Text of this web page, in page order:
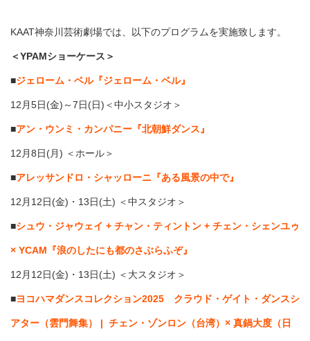
KAAT神奈川芸術劇場では、以下のプログラムを実施致します。
＜YPAMショーケース＞
■ジェローム・ベル『ジェローム・ベル』
12月5日(金)～7日(日)＜中小スタジオ＞
■アン・ウンミ・カンパニー『北朝鮮ダンス』
12月8日(月) ＜ホール＞
■アレッサンドロ・シャッローニ『ある風景の中で』
12月12日(金)・13日(土) ＜中スタジオ＞
■シュウ・ジャウェイ + チャン・ティントン + チェン・シェンユゥ
× YCAM『浪のしたにも都のさぶらふぞ』
12月12日(金)・13日(土) ＜大スタジオ＞
■ヨコハマダンスコレクション2025 クラウド・ゲイト・ダンスシ
アター（雲門舞集） | チェン・ゾンロン（台湾）× 真鍋大度（日